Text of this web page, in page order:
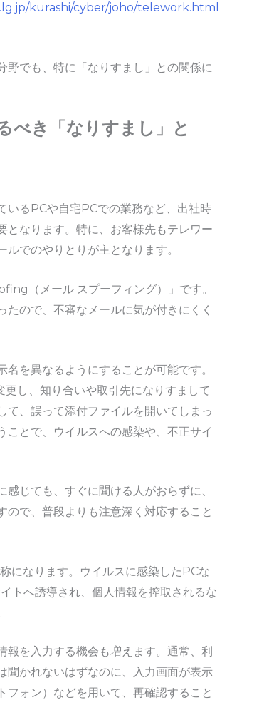
kurashi/cyber/joho/telework.html
野でも、特に「なりすまし」との関係に
べき「なりすまし」と
いるPCや自宅PCでの業務など、出社時
となります。特に、お客様先もテレワー
でのやりとりが主となります。
（メール スプーフィング）」です。
ので、不審なメールに気が付きにくく
を異なるようにすることが可能です。
し、知り合いや取引先になりすまして
て、誤って添付ファイルを開いてしまっ
とで、ウイルスへの感染や、不正サイ
じても、すぐに聞ける人がおらずに、
で、普段よりも注意深く対応すること
なります。ウイルスに感染したPCな
トへ誘導され、個人情報を搾取されるな
を入力する機会も増えます。通常、利
聞かれないはずなのに、入力画面が表示
ォン）などを用いて、再確認すること